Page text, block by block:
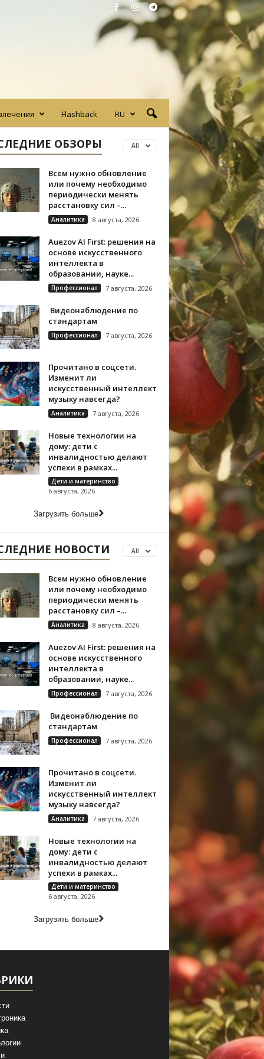
Flashback RU
ОБЗОРЫ All
Всем нужно обновление
или почему необходимо
периодически менять
расстановку сил –...
Аналитика 8 августа, 2026
Auezov AI First: решения на
основе искусственного
интеллекта в
образовании, науке...
Профессионал 7 августа, 2026
Видеонаблюдение по
стандартам
Профессионал 7 августа, 2026
Прочитано в соцсети.
Изменит ли
искусственный интеллект
музыку навсегда?
Аналитика 7 августа, 2026
Новые технологии на
дому: дети с
инвалидностью делают
успехи в рамках...
Дети и материнство
6 августа, 2026
Загрузить больше
НОВОСТИ All
Всем нужно обновление
или почему необходимо
периодически менять
расстановку сил –...
Аналитика 8 августа, 2026
Auezov AI First: решения на
основе искусственного
интеллекта в
образовании, науке...
Профессионал 7 августа, 2026
Видеонаблюдение по
стандартам
Профессионал 7 августа, 2026
Прочитано в соцсети.
Изменит ли
искусственный интеллект
музыку навсегда?
Аналитика 7 августа, 2026
Новые технологии на
дому: дети с
инвалидностью делают
успехи в рамках...
Дети и материнство
6 августа, 2026
Загрузить больше